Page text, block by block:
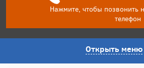
Нажмите, чтобы позвонить
телефон
Открыть меню